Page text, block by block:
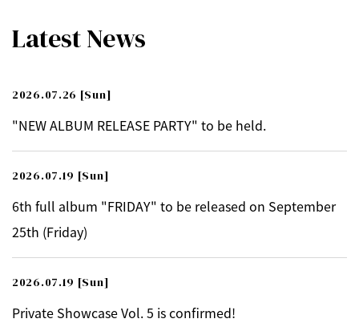
Latest News
2026.07.26 [Sun]
"NEW ALBUM RELEASE PARTY" to be held.
2026.07.19 [Sun]
6th full album "FRIDAY" to be released on September
25th (Friday)
2026.07.19 [Sun]
Private Showcase Vol. 5 is confirmed!